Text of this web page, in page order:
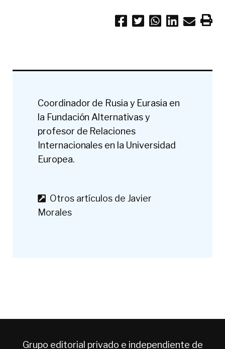
Coordinador de Rusia y Eurasia en
la Fundación Alternativas y
profesor de Relaciones
Internacionales en la Universidad
Europea.
Otros artículos de Javier
Morales
Grupo editorial privado e independiente de